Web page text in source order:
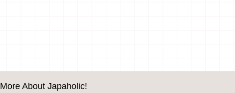
More About Japaholic!